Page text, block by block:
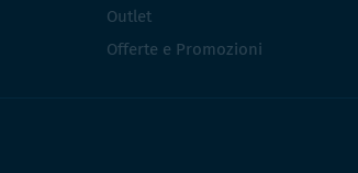
Outlet
Offerte e Promozioni